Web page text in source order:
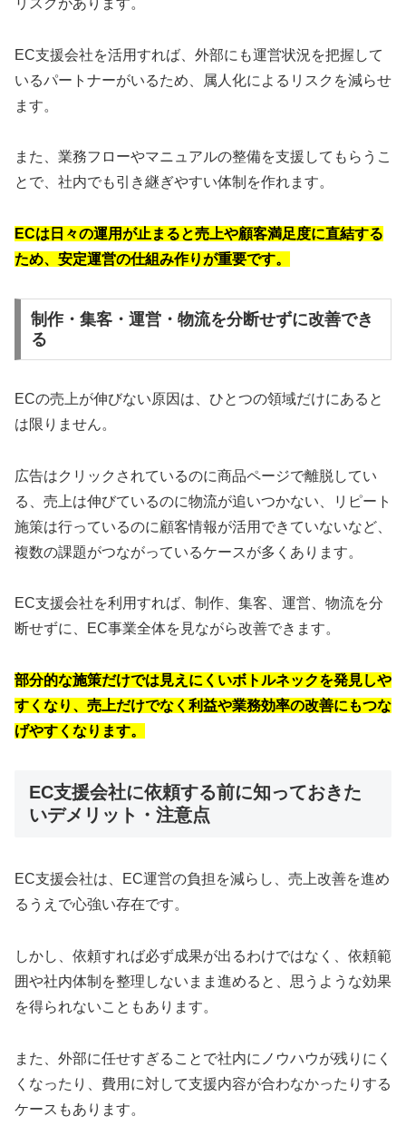
EC支援会社を活用すれば、外部にも運営状況を把握して
いるパートナーがいるため、属人化によるリスクを減らせ
ます。
また、業務フローやマニュアルの整備を支援してもらうこ
とで、社内でも引き継ぎやすい体制を作れます。
ECは日々の運用が止まると売上や顧客満足度に直結する
ため、安定運営の仕組み作りが重要です。
制作・集客・運営・物流を分断せずに改善でき
る
ECの売上が伸びない原因は、ひとつの領域だけにあると
は限りません。
広告はクリックされているのに商品ページで離脱してい
る、売上は伸びているのに物流が追いつかない、リピート
施策は行っているのに顧客情報が活用できていないなど、
複数の課題がつながっているケースが多くあります。
EC支援会社を利用すれば、制作、集客、運営、物流を分
断せずに、EC事業全体を見ながら改善できます。
部分的な施策だけでは見えにくいボトルネックを発見しや
すくなり、売上だけでなく利益や業務効率の改善にもつな
げやすくなります。
EC支援会社に依頼する前に知っておきた
いデメリット・注意点
EC支援会社は、EC運営の負担を減らし、売上改善を進め
るうえで心強い存在です。
しかし、依頼すれば必ず成果が出るわけではなく、依頼範
囲や社内体制を整理しないまま進めると、思うような効果
を得られないこともあります。
また、外部に任せすぎることで社内にノウハウが残りにく
くなったり、費用に対して支援内容が合わなかったりする
ケースもあります。